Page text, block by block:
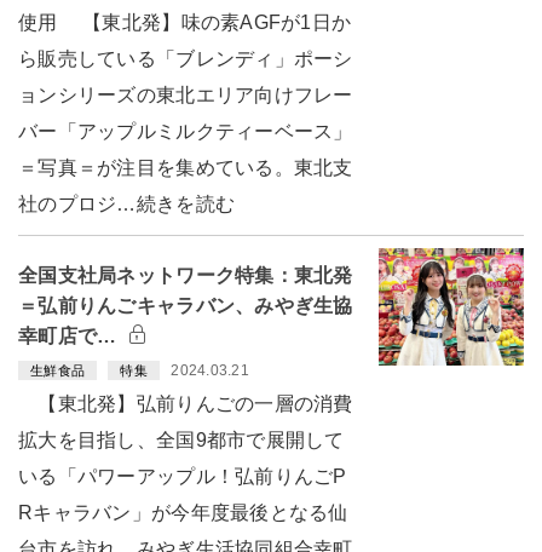
使用 【東北発】味の素AGFが1日か
ら販売している「ブレンディ」ポーシ
ョンシリーズの東北エリア向けフレー
バー「アップルミルクティーベース」
＝写真＝が注目を集めている。東北支
社のプロジ…続きを読む
全国支社局ネットワーク特集：東北発
＝弘前りんごキャラバン、みやぎ生協
幸町店で…
生鮮食品 特集 2024.03.21
【東北発】弘前りんごの一層の消費
拡大を目指し、全国9都市で展開して
いる「パワーアップル！弘前りんごP
Rキャラバン」が今年度最後となる仙